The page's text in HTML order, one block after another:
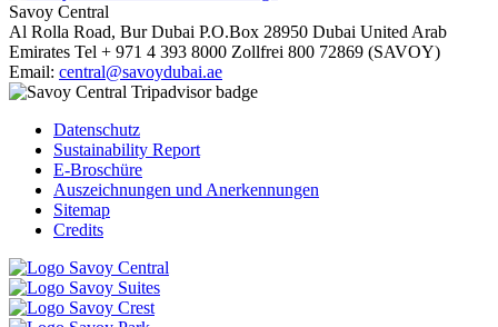
Savoy Central
Al Rolla Road, Bur Dubai P.O.Box 28950 Dubai United Arab
Emirates Tel + 971 4 393 8000 Zollfrei 800 72869 (SAVOY)
Email: central@savoydubai.ae
Datenschutz
Sustainability Report
E-Broschüre
Auszeichnungen und Anerkennungen
Sitemap
Credits